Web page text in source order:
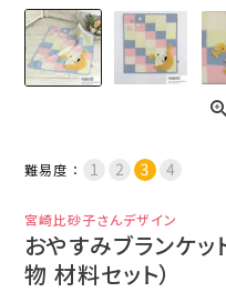
難易度：
宮崎比砂子さんデザイン
おやすみブランケッ
物 材料セット）